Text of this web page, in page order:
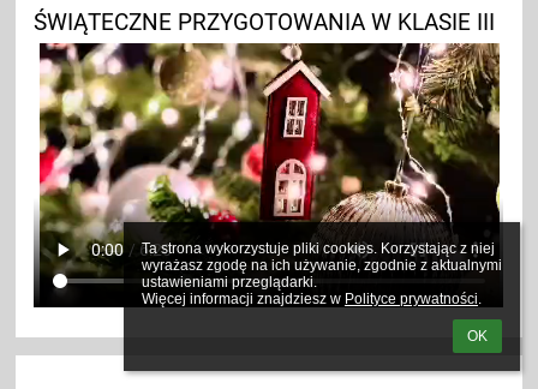
Ta strona wykorzystuje pliki cookies. Korzystając z niej
wyrażasz zgodę na ich używanie, zgodnie z aktualnymi
ustawieniami przeglądarki.
Więcej informacji znajdziesz w Polityce prywatności.
OK
ŚWIĄTECZNE PRZYGOTOWANIA W KLASIE III